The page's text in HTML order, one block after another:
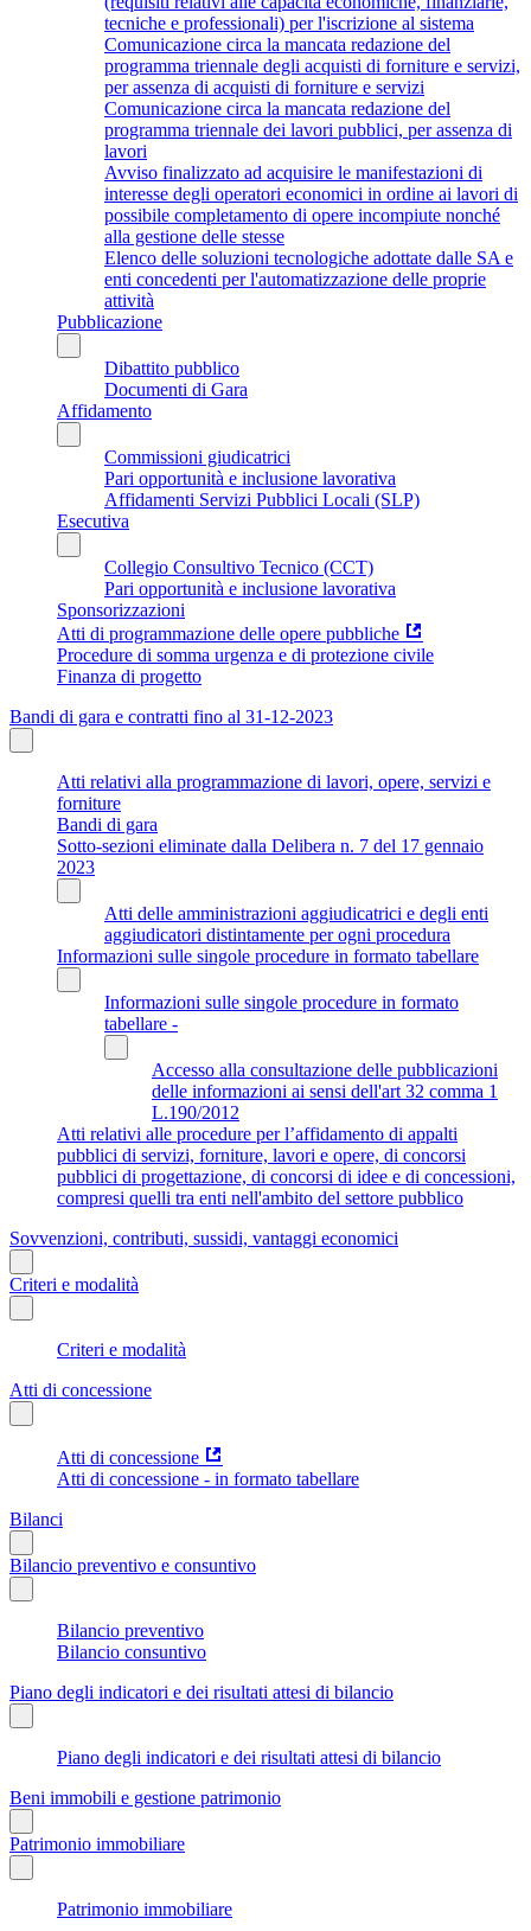
tecniche e professionali) per l'iscrizione al sistema
Comunicazione circa la mancata redazione del
programma triennale degli acquisti di forniture e servizi,
per assenza di acquisti di forniture e servizi
Comunicazione circa la mancata redazione del
programma triennale dei lavori pubblici, per assenza di
lavori
Avviso finalizzato ad acquisire le manifestazioni di
interesse degli operatori economici in ordine ai lavori di
possibile completamento di opere incompiute nonché
alla gestione delle stesse
Elenco delle soluzioni tecnologiche adottate dalle SA e
enti concedenti per l'automatizzazione delle proprie
attività
Pubblicazione
Dibattito pubblico
Documenti di Gara
Affidamento
Commissioni giudicatrici
Pari opportunità e inclusione lavorativa
Affidamenti Servizi Pubblici Locali (SLP)
Esecutiva
Collegio Consultivo Tecnico (CCT)
Pari opportunità e inclusione lavorativa
Sponsorizzazioni
Atti di programmazione delle opere pubbliche
Procedure di somma urgenza e di protezione civile
Finanza di progetto
Bandi di gara e contratti fino al 31-12-2023
Atti relativi alla programmazione di lavori, opere, servizi e
forniture
Bandi di gara
Sotto-sezioni eliminate dalla Delibera n. 7 del 17 gennaio
2023
Atti delle amministrazioni aggiudicatrici e degli enti
aggiudicatori distintamente per ogni procedura
Informazioni sulle singole procedure in formato tabellare
Informazioni sulle singole procedure in formato
tabellare -
Accesso alla consultazione delle pubblicazioni
delle informazioni ai sensi dell'art 32 comma 1
L.190/2012
Atti relativi alle procedure per l’affidamento di appalti
pubblici di servizi, forniture, lavori e opere, di concorsi
pubblici di progettazione, di concorsi di idee e di concessioni,
compresi quelli tra enti nell'ambito del settore pubblico
Sovvenzioni, contributi, sussidi, vantaggi economici
Criteri e modalità
Criteri e modalità
Atti di concessione
Atti di concessione
Atti di concessione - in formato tabellare
Bilanci
Bilancio preventivo e consuntivo
Bilancio preventivo
Bilancio consuntivo
Piano degli indicatori e dei risultati attesi di bilancio
Piano degli indicatori e dei risultati attesi di bilancio
Beni immobili e gestione patrimonio
Patrimonio immobiliare
Patrimonio immobiliare